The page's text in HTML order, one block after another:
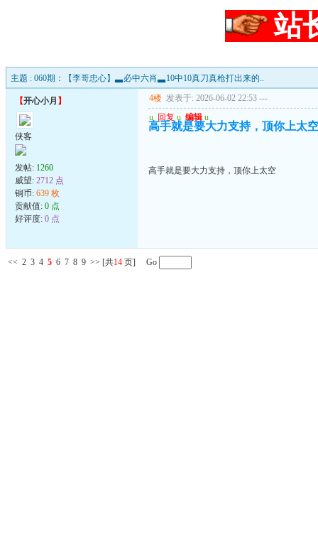
站
主题 : 060期：【李哥忠心】▃必中六肖▃10中10真刀真枪打出来的..
【开心小月 】
侠客
发帖: 1260
威望: 2712 点
铜币: 639 枚
贡献值: 0 点
好评度: 0 点
4楼 发表于: 2026-06-02 22:53 ---
u 回复 u 编辑 u
高手就是要大力支持，顶你上太空
高手就是要大力支持，顶你上太空
<< 2 3 4 5 6 7 8 9 >> [共14 页] Go